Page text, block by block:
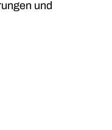
und